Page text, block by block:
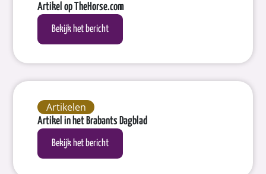
Artikel op TheHorse.com
Bekijk het bericht
Artikelen
Artikel in het Brabants Dagblad
Bekijk het bericht